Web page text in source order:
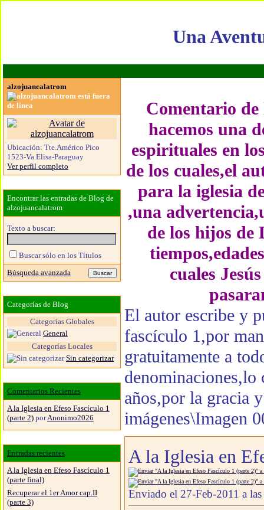
Una
Comentario de
hacemos una
espirituales en
de los cuales,el
para la iglesia
,una
de los hijos de
cuales
El autor escribe y
fascículo 1,por
gratuitamente a
denominaciones,lo
años,por la gracia
imágenes\Imagen
A la Iglesia en
Enviado el 27-Feb-2011 a
alzojuancalatrom
Ubicación: Tte.Américo Pico
1523-Va.Elisa-Paraguay
Ver perfil completo
Encontrar las entradas de Blog de
alzojuancalatrom
Texto a buscar:
Buscar sólo en los Títulos
Búsqueda avanzada
Categorías de Blog
Categorías Globales
General
Categorías Locales
Sin categorizar
Comentarios Recientes
A la Iglesia en Efeso Fascículo 1
(parte 2) porAnonimo2026
Entradas recientes
A la Iglesia en Efeso Fascículo 1
(parte final)
Recuperar el 1er Amor cap.II
(parte 3)